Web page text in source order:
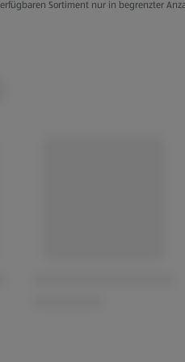
Sortiment nur in begrenzter